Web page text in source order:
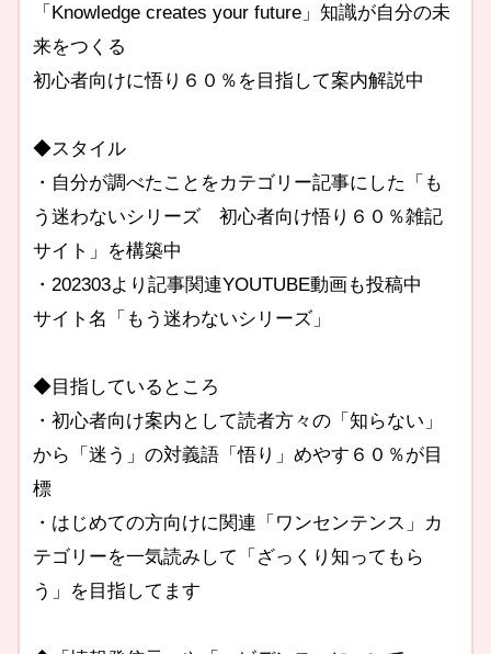
「Knowledge creates your future」知識が自分の未
来をつくる
初心者向けに悟り６０％を目指して案内解説中
◆スタイル
・自分が調べたことをカテゴリー記事にした「も
う迷わないシリーズ 初心者向け悟り６０％雑記
サイト」を構築中
・202303より記事関連YOUTUBE動画も投稿中
サイト名「もう迷わないシリーズ」
◆目指しているところ
・初心者向け案内として読者方々の「知らない」
から「迷う」の対義語「悟り」めやす６０％が目
標
・はじめての方向けに関連「ワンセンテンス」カ
テゴリーを一気読みして「ざっくり知ってもら
う」を目指してます